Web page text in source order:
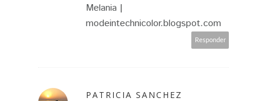
Melania |
modeintechnicolor.blogspot.com
Responder
PATRICIA SANCHEZ